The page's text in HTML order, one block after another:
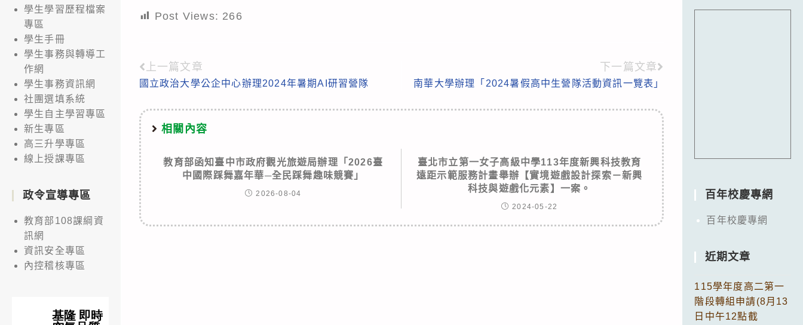
Post Views: 266
Read
more
articles
上一篇文章
國立政治大學公企中心辦理2024年暑期AI研習營隊
下一篇文章
南華大學辦理「2024暑假高中生營隊活動資訊一覽表」
相關內容
教育部函知臺中市政府觀光旅遊局辦理「2026臺
中國際踩舞嘉年華─全民踩舞趣味競賽」
2026-08-04
臺北市立第一女子高級中學113年度新興科技教育
遠距示範服務計畫舉辦【實境遊戲設計探索－新興
科技與遊戲化元素】一案。
2024-05-22
學生學習歷程檔案
專區
學生手冊
學生事務與轉導工
作網
學生事務資訊網
社團選填系統
學生自主學習專區
新生專區
高三升學專區
線上授課專區
政令宣導專區
教育部108課綱資
訊網
資訊安全專區
內控稽核專區
百年校慶專網
百年校慶專網
近期文章
115學年度高二第一
階段轉組申請(8月13
日中午12點截